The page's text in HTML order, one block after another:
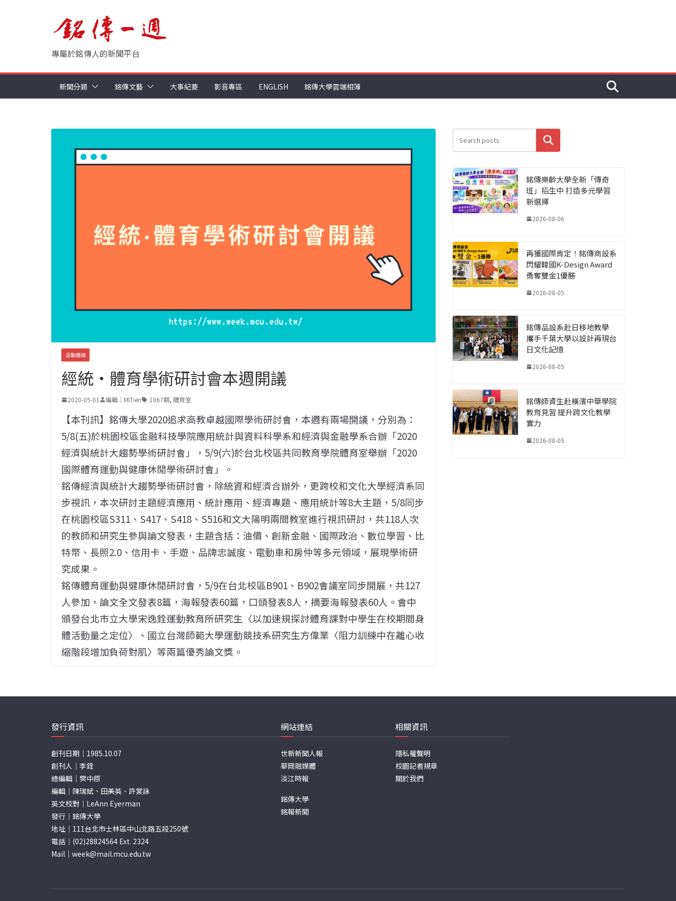
專屬於銘傳人的新聞平台
新聞分類 銘傳文藝 大事紀要 影音專區 ENGLISH 銘傳大學雲端相簿
活動連線
經統‧體育學術研討會本週開議
2020-05-01 編輯｜MITien 1067期, 體育室
【本刊訊】銘傳大學2020追求高教卓越國際學術研討會，本週有兩場開議，分別為：
5/8(五)於桃園校區金融科技學院應用統計與資料科學系和經濟與金融學系合辦「2020
經濟與統計大趨勢學術研討會」，5/9(六)於台北校區共同教育學院體育室舉辦「2020
國際體育運動與健康休閒學術研討會」。
銘傳經濟與統計大趨勢學術研討會，除統資和經濟合辦外，更跨校和文化大學經濟系同
步視訊，本次研討主題經濟應用、統計應用、經濟專題、應用統計等8大主題，5/8同步
在桃園校區S311、S417、S418、S516和文大陽明兩間教室進行視訊研討，共118人次
的教師和研究生參與論文發表，主題含括：油價、創新金融、國際政治、數位學習、比
特幣、長照2.0、信用卡、手遊、品牌忠誠度、電動車和房仲等多元領域，展現學術研
究成果。
銘傳體育運動與健康休閒研討會，5/9在台北校區B901、B902會議室同步開展，共127
人參加，論文全文發表8篇，海報發表60篇，口頭發表8人，摘要海報發表60人。會中
頒發台北市立大學宋逸銓運動教育所研究生〈以加速規探討體育課對中學生在校期間身
體活動量之定位〉、國立台灣師範大學運動競技系研究生方偉業〈阻力訓練中在離心收
縮階段增加負荷對肌〉等兩篇優秀論文獎。
搜尋
銘傳樂齡大學全新「傳奇
班」招生中 打造多元學習
新選擇
2026-08-06
再獲國際肯定！銘傳商設系
閃耀韓國K-Design Award
勇奪雙金1優勝
2026-08-05
銘傳品設系赴日移地教學
攜手千葉大學以設計再現台
日文化記憶
2026-08-05
銘傳師資生赴橫濱中華學院
教育見習 提升跨文化教學
實力
2026-08-05
發行資訊
創刊日期｜1985.10.07
創刊人｜李銓
總編輯｜樊中原
編輯｜陳瑞斌、田美英、許棠詠
英文校對｜LeAnn Eyerman
發行｜銘傳大學
地址｜111台北市士林區中山北路五段250號
電話｜(02)28824564 Ext. 2324
Mail｜ week@mail.mcu.edu.tw
網站連結
世新新聞人報
華岡融媒體
淡江時報
銘傳大學
銘報新聞
相關資訊
隱私權聲明
校園記者規章
關於我們